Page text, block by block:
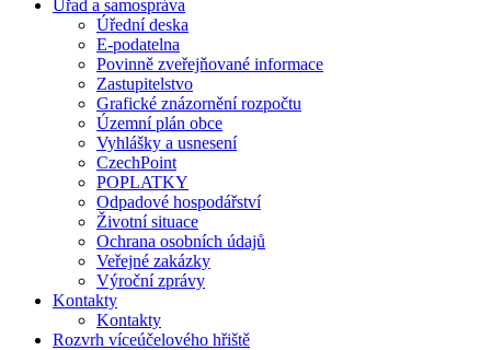
Úřad a samospráva
Úřední deska
E-podatelna
Povinně zveřejňované informace
Zastupitelstvo
Grafické znázornění rozpočtu
Územní plán obce
Vyhlášky a usnesení
CzechPoint
POPLATKY
Odpadové hospodářství
Životní situace
Ochrana osobních údajů
Veřejné zakázky
Výroční zprávy
Kontakty
Kontakty
Rozvrh víceúčelového hřiště